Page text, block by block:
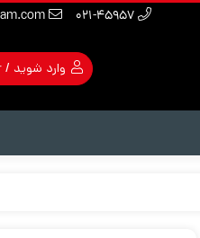
۰۲۱-۴۵۹۵۷ info@royaltaam.com
وارد شوید /